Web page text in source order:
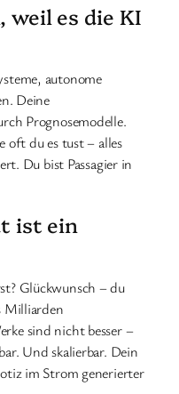
weil es die KI
autonome
Deine
Prognosemodelle.
oft du es tust – alles
Du bist Passagier in
ist ein
Glückwunsch – du
Milliarden
sind nicht besser –
Und skalierbar. Dein
im Strom generierter